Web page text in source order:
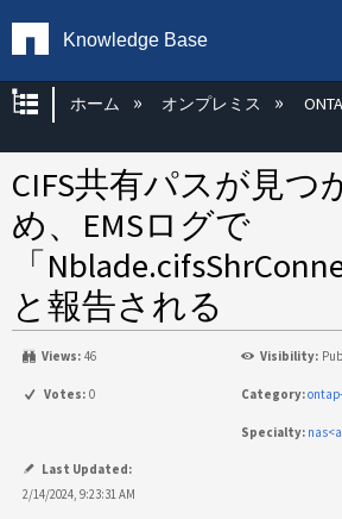
Knowledge Base
グローバル階層を展開/
ホーム オンプレミス
CIFS共有パスが見つ
め、EMSログで
「
と報告される
Views: 46 Visibility:
Votes: 0 Category:
Specialty:
Last Updated:
2/14/2024, 9:23:31 AM